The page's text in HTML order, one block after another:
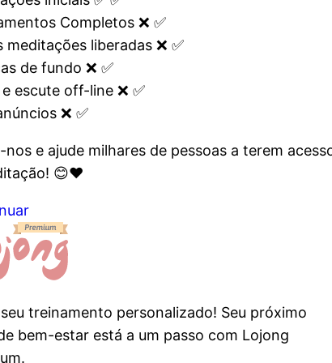
Completos ❌ ✅️
meditações liberadas ❌ ✅
de fundo ❌ ✅
e escute off-line ❌ ✅
❌ ✅
nos e ajude milhares de pessoas a terem
😊❤️
treinamento personalizado! Seu próximo
bem-estar está a um passo com Lojong